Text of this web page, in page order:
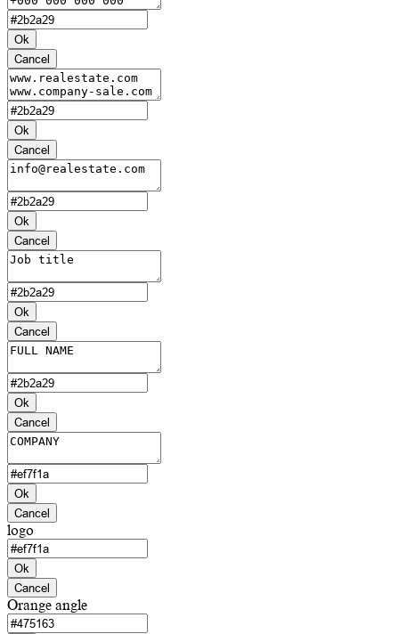
Ok
Cancel
Ok
Cancel
Ok
Cancel
Ok
Cancel
Ok
Cancel
Ok
Cancel
logo
Ok
Cancel
Orange angle